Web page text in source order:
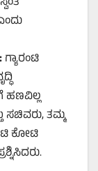
ಗ್ಯಾರಂಟಿ
ಹಣವಿಲ್ಲ
ಸಚಿವರು, ತಮ್ಮ
ಕೋಟಿ